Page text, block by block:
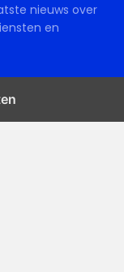
nieuws over
en